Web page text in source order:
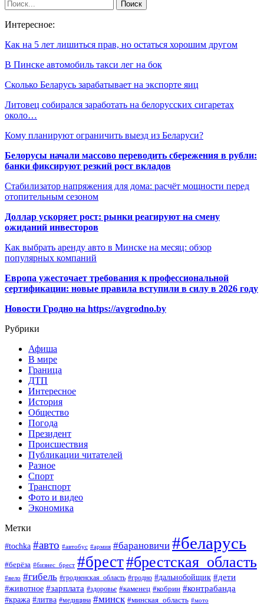
Интересное:
Как на 5 лет лишиться прав, но остаться хорошим другом
В Пинске автомобиль такси лег на бок
Сколько Беларусь зарабатывает на экспорте яиц
Литовец собирался заработать на белорусских сигаретах
около…
Кому планируют ограничить выезд из Беларуси?
Белорусы начали массово переводить сбережения в рубли:
банки фиксируют резкий рост вкладов
Стабилизатор напряжения для дома: расчёт мощности перед
отопительным сезоном
Доллар ускоряет рост: рынки реагируют на смену
ожиданий инвесторов
Как выбрать аренду авто в Минске на месяц: обзор
популярных компаний
Европа ужесточает требования к профессиональной
сертификации: новые правила вступили в силу в 2026 году
Новости Гродно на https://avgrodno.by
Рубрики
Афиша
В мире
Граница
ДТП
Интересное
История
Общество
Погода
Президент
Происшествия
Публикации читателей
Разное
Спорт
Транспорт
Фото и видео
Экономика
Метки
#tochka #авто #автобус #армия #барановичи #беларусь
#берёза #бизнес_брест #брест#брестская_область
#вело #гибель #гродненская_область #гродно #дальнобойщик #дети
#животное #зарплата #здоровье #каменец #кобрин #контрабанда
#кража #литва #медицина #минск #минская_область #мото